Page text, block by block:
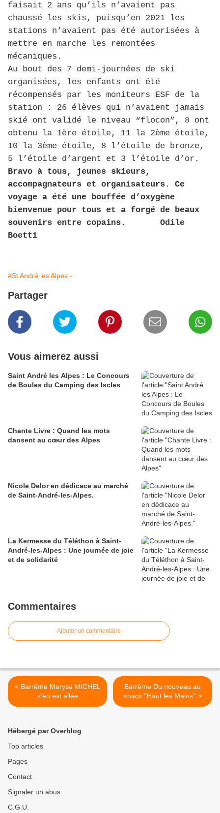
faisait 2 ans qu’ils n’avaient pas
chaussé les skis, puisqu’en 2021 les
stations n’avaient pas été autorisées à
mettre en marche les remontées
mécaniques.
Au bout des 7 demi-journées de ski
organisées, les enfants ont été
récompensés par les moniteurs ESF de la
station : 26 élèves qui n’avaient jamais
skié ont validé le niveau “flocon”, 8 ont
obtenu la 1ère étoile, 11 la 2ème étoile,
10 la 3ème étoile, 8 l’étoile de bronze,
5 l’étoile d’argent et 3 l’étoile d’or.
Bravo à tous, jeunes skieurs,
accompagnateurs et organisateurs. Ce
voyage a été une bouffée d’oxygène
bienvenue pour tous et a forgé de beaux
souvenirs entre copains. Odile
Boetti
#St André les Alpes -
Partager
Vous aimerez aussi
Saint André les Alpes : Le Concours
de Boules du Camping des Iscles
Chante Livre : Quand les mots
dansent au cœur des Alpes
Nicole Delor en dédicace au marché
de Saint-André-les-Alpes.
La Kermesse du Téléthon à Saint-
André-les-Alpes : Une journée de joie
et de solidarité
Commentaires
Ajouter un commentaire
< Barrême Maryse MICHEL
s'en est allée
Barrême Du nouveau au
snack ''Haut les Mains'' >
Hébergé par Overblog
Top articles
Pages
Contact
Signaler un abus
C.G.U.